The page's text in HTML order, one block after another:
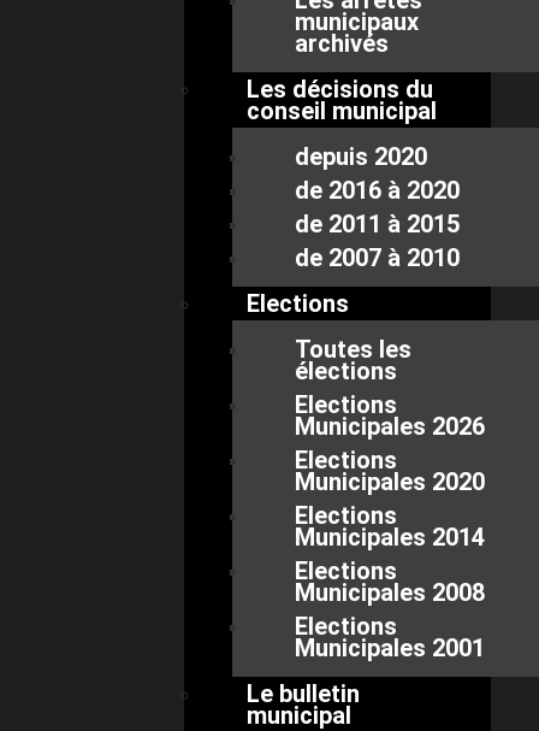
municipaux
archivés
Les décisions du
conseil municipal
depuis 2020
de 2016 à 2020
de 2011 à 2015
de 2007 à 2010
Elections
Toutes les
élections
Elections
Municipales 2026
Elections
Municipales 2020
Elections
Municipales 2014
Elections
Municipales 2008
Elections
Municipales 2001
Le bulletin
municipal